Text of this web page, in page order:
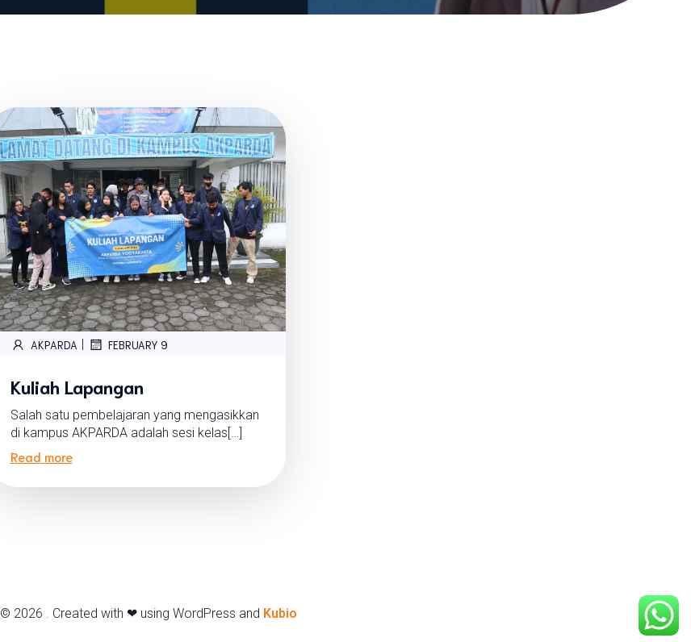
AKPARDA FEBRUARY 9
Kuliah Lapangan
Salah satu pembelajaran yang mengasikkan
di kampus AKPARDA adalah sesi kelas[…]
Read more
© 2026 . Created with ❤ using WordPress and Kubio